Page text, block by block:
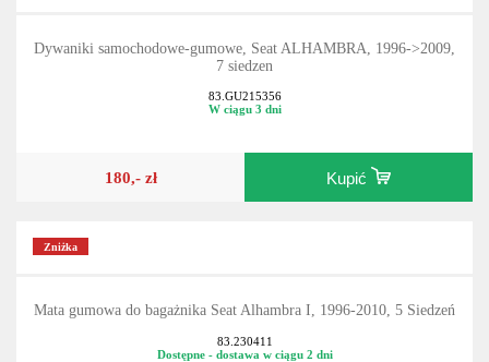
Dywaniki samochodowe-gumowe, Seat ALHAMBRA, 1996->2009,
7 siedzen
83.GU215356
W ciągu 3 dni
180,- zł Kupić
Zniżka
Mata gumowa do bagażnika Seat Alhambra I, 1996-2010, 5 Siedzeń
83.230411
Dostępne - dostawa w ciągu 2 dni